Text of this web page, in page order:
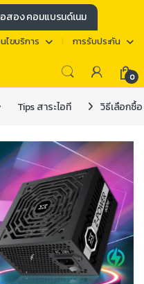
สอง คอมแบรนด์เนม
ไขบริการ การรับประกัน
0
Tips สาระไอที วิธีเลือกซื้